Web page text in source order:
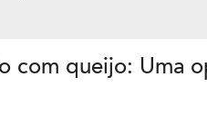
com queijo: Uma